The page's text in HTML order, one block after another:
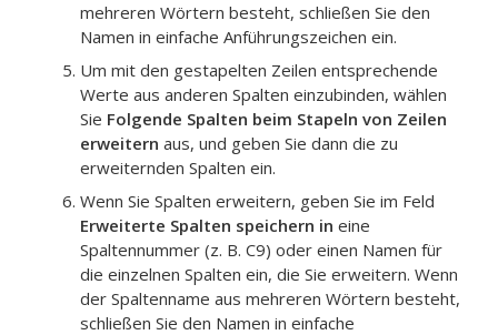
mehreren Wörtern besteht, schließen Sie den
Namen in einfache Anführungszeichen ein.
Um mit den gestapelten Zeilen entsprechende
Werte aus anderen Spalten einzubinden, wählen
Sie Folgende Spalten beim Stapeln von Zeilen
erweitern aus, und geben Sie dann die zu
erweiternden Spalten ein.
Wenn Sie Spalten erweitern, geben Sie im Feld
Erweiterte Spalten speichern in eine
Spaltennummer (z. B. C9) oder einen Namen für
die einzelnen Spalten ein, die Sie erweitern. Wenn
der Spaltenname aus mehreren Wörtern besteht,
schließen Sie den Namen in einfache